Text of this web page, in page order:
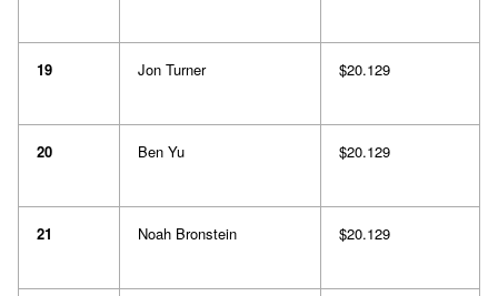
19 Jon Turner $20.129
20 Ben Yu $20.129
21 Noah Bronstein $20.129